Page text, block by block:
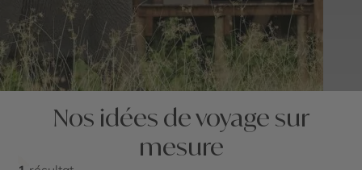
Nos idées de voyage sur
mesure